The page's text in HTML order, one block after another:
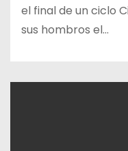
el final de un ciclo
sus hombros el…